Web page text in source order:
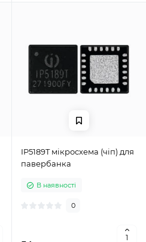
IP5189T мікросхема (чіп) для
павербанка
В наявності
0